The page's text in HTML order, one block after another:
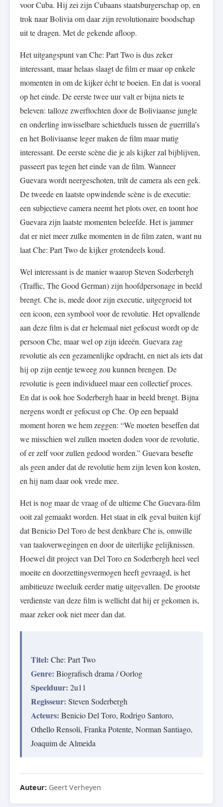
voor Cuba. Hij zei zijn Cubaans staatsburgerschap op, en
trok naar Bolivia om daar zijn revolutionaire boodschap
uit te dragen. Met de gekende afloop.
Het uitgangspunt van Che: Part Two is dus zeker
interessant, maar helaas slaagt de film er maar op enkele
momenten in om de kijker écht te boeien. En dat is vooral
op het einde. De eerste twee uur valt er bijna niets te
beleven: talloze zwerftochten door de Boliviaanse jungle
en onderling inwisselbare schietduels tussen de guerrilla’s
en het Boliviaanse leger maken de film maar matig
interessant. De eerste scène die je als kijker zal bijblijven,
passeert pas tegen het einde van de film. Wanneer
Guevara wordt neergeschoten, trilt de camera als een gek.
De tweede en laatste opwindende scène is de executie:
een subjectieve camera neemt het plots over, en toont hoe
Guevara zijn laatste momenten beleefde. Het is jammer
dat er niet meer zulke momenten in de film zaten, want nu
laat Che: Part Two de kijker grotendeels koud.
Wel interessant is de manier waarop Steven Soderbergh
(Traffic, The Good German) zijn hoofdpersonage in beeld
brengt. Che is, mede door zijn executie, uitgegroeid tot
een icoon, een symbool voor de revolutie. Het opvallende
aan deze film is dat er helemaal niet gefocust wordt op de
persoon Che, maar wel op zijn ideeën. Guevara zag
revolutie als een gezamenlijke opdracht, en niet als iets dat
hij op zijn eentje teweeg zou kunnen brengen. De
revolutie is geen individueel maar een collectief proces.
En dat is ook hoe Soderbergh haar in beeld brengt. Bijna
nergens wordt er gefocust op Che. Op een bepaald
moment horen we hem zeggen: “We moeten beseffen dat
we misschien wel zullen moeten doden voor de revolutie,
of er zelf voor zullen gedood worden.” Guevara besefte
als geen ander dat de revolutie hem zijn leven kon kosten,
en hij nam daar ook vrede mee.
Het is nog maar de vraag of de ultieme Che Guevara-film
ooit zal gemaakt worden. Het staat in elk geval buiten kijf
dat Benicio Del Toro de best denkbare Che is, omwille
van taaloverwegingen en door de uiterlijke gelijknissen.
Hoewel dit project van Del Toro en Soderbergh heel veel
moeite en doorzettingsvermogen heeft gevraagd, is het
ambitieuze tweeluik eerder matig uitgevallen. De grootste
verdienste van deze film is wellicht dat hij er gekomen is,
maar zeker ook niet meer dan dat.
Titel: Che: Part Two
Genre: Biografisch drama / Oorlog
Speelduur: 2u11
Regisseur: Steven Soderbergh
Acteurs: Benicio Del Toro, Rodrigo Santoro,
Othello Rensoli, Franka Potente, Norman Santiago,
Joaquim de Almeida
Auteur: Geert Verheyen